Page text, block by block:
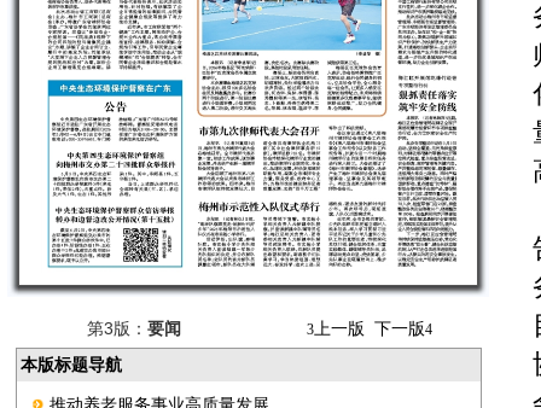
第3版： 要闻 3 上一版 下一版4
本版标题导航